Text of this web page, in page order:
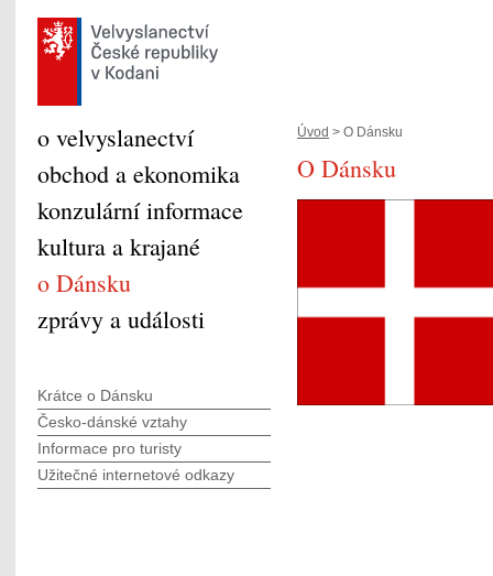
Úvod > O Dánsku
O Dánsku
o velvyslanectví
obchod a ekonomika
konzulární informace
kultura a krajané
o Dánsku
zprávy a události
Krátce o Dánsku
Česko-dánské vztahy
Informace pro turisty
Užitečné internetové odkazy